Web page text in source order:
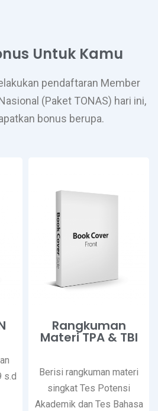
Untuk Kamu
pendaftaran Member
(Paket TONAS) hari ini,
bonus berupa.
s.d
Rangkuman
Materi TPA & TBI
Berisi rangkuman materi
singkat Tes Potensi
Akademik dan Tes Bahasa